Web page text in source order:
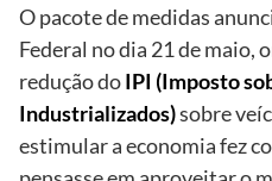
O pacote de medidas
Federal no dia 21 de maio,
redução doIPI (Imposto
Industrializados)sobre
estimular a economia fez